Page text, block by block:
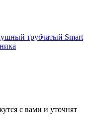
трубчатый Smart
с вами и уточнят